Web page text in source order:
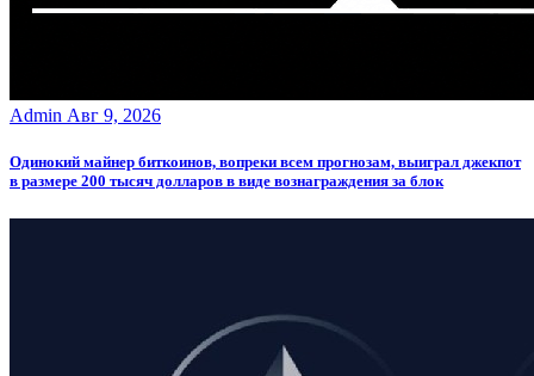
Admin Авг 9, 2026
Одинокий майнер биткоинов, вопреки всем прогнозам, выиграл джекпот
в размере 200 тысяч долларов в виде вознаграждения за блок